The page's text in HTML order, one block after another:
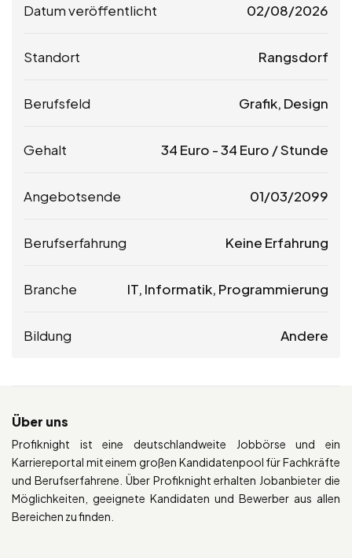
Datum veröffentlicht 02/08/2026
Standort Rangsdorf
Berufsfeld Grafik, Design
Gehalt 34 Euro -34 Euro / Stunde
Angebotsende 01/03/2099
Berufserfahrung Keine Erfahrung
Branche IT, Informatik, Programmierung
Bildung Andere
Über uns
Profiknight ist eine deutschlandweite Jobbörse und ein
Karriereportal mit einem großen Kandidatenpool für Fachkräfte
und Berufserfahrene. Über Profiknight erhalten Jobanbieter die
Möglichkeiten, geeignete Kandidaten und Bewerber aus allen
Bereichen zu finden.